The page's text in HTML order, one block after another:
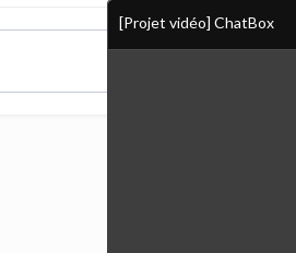
[Projet vidéo] ChatBox